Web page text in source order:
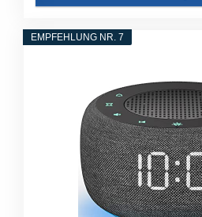
EMPFEHLUNG NR. 7